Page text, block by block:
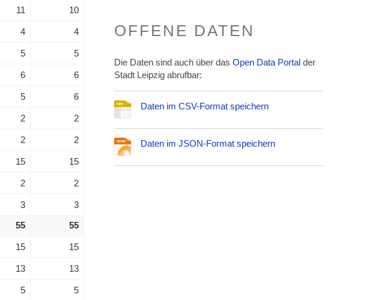
11 10
4 4
5 5
6 6
5 6
2 2
2 2
15 15
2 2
3 3
55 55
15 15
13 13
5 5
OFFENE DATEN
Die Daten sind auch über dasOpen Data Portal der
Stadt Leipzig abrufbar:
Daten im CSV-Format speichern
Daten im JSON-Format speichern